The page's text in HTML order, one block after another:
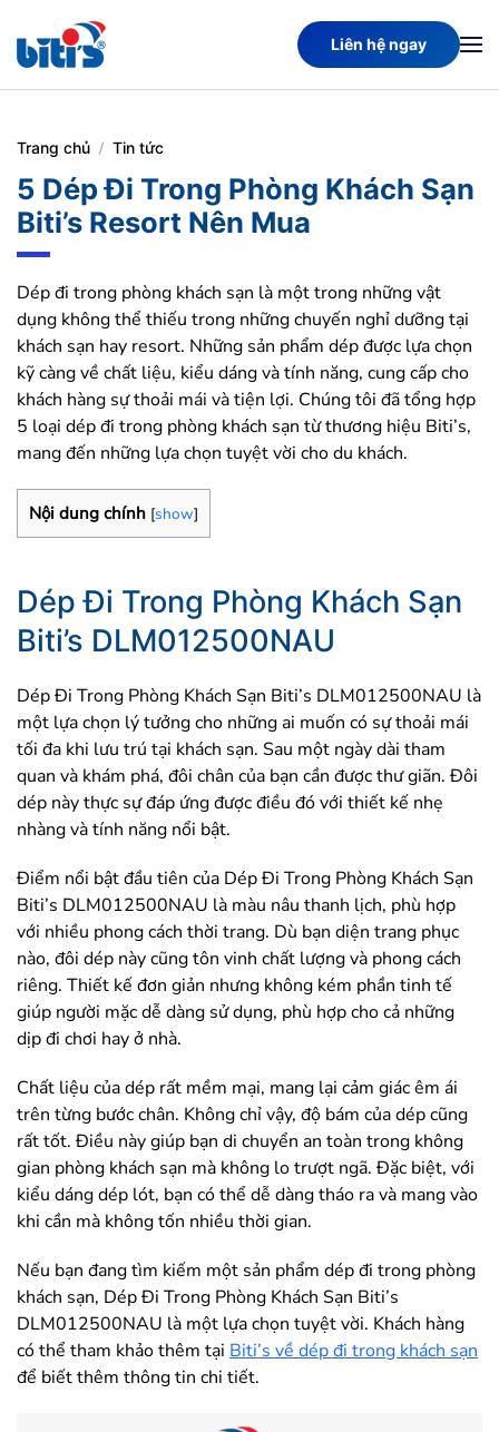
Skip
to
content
Liên hệ ngay
Trang chủ Tin tức
5 Dép Đi Trong Phòng Khách Sạn
Biti’s Resort Nên Mua
Dép đi trong phòng khách sạn là một trong những vật
dụng không thể thiếu trong những chuyến nghỉ dưỡng tại
khách sạn hay resort. Những sản phẩm dép được lựa chọn
kỹ càng về chất liệu, kiểu dáng và tính năng, cung cấp cho
khách hàng sự thoải mái và tiện lợi. Chúng tôi đã tổng hợp
5 loại dép đi trong phòng khách sạn từ thương hiệu Biti’s,
mang đến những lựa chọn tuyệt vời cho du khách.
Nội dung chính [show]
Dép Đi Trong Phòng Khách Sạn
Biti’s DLM012500NAU
Dép Đi Trong Phòng Khách Sạn Biti’s DLM012500NAU là
một lựa chọn lý tưởng cho những ai muốn có sự thoải mái
tối đa khi lưu trú tại khách sạn. Sau một ngày dài tham
quan và khám phá, đôi chân của bạn cần được thư giãn. Đôi
dép này thực sự đáp ứng được điều đó với thiết kế nhẹ
nhàng và tính năng nổi bật.
Điểm nổi bật đầu tiên của Dép Đi Trong Phòng Khách Sạn
Biti’s DLM012500NAU là màu nâu thanh lịch, phù hợp
với nhiều phong cách thời trang. Dù bạn diện trang phục
nào, đôi dép này cũng tôn vinh chất lượng và phong cách
riêng. Thiết kế đơn giản nhưng không kém phần tinh tế
giúp người mặc dễ dàng sử dụng, phù hợp cho cả những
dịp đi chơi hay ở nhà.
Chất liệu của dép rất mềm mại, mang lại cảm giác êm ái
trên từng bước chân. Không chỉ vậy, độ bám của dép cũng
rất tốt. Điều này giúp bạn di chuyển an toàn trong không
gian phòng khách sạn mà không lo trượt ngã. Đặc biệt, với
kiểu dáng dép lót, bạn có thể dễ dàng tháo ra và mang vào
khi cần mà không tốn nhiều thời gian.
Nếu bạn đang tìm kiếm một sản phẩm dép đi trong phòng
khách sạn, Dép Đi Trong Phòng Khách Sạn Biti’s
DLM012500NAU là một lựa chọn tuyệt vời. Khách hàng
có thể tham khảo thêm tại Biti’s về dép đi trong khách sạn
để biết thêm thông tin chi tiết.